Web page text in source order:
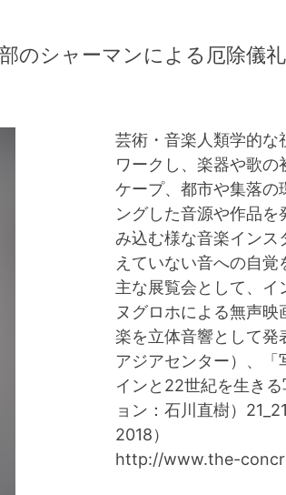
のシャーマンによる厄除儀
芸術・音楽人類学的な
ワークし、楽器や歌の
ケープ、都市や集落の
ングした音源や作品
み込む様な音楽インス
えていない音への自覚
主な展覧会として、イ
ヌグロホによる無声
楽を立体音響として発
アジアセンター）、
インと22世紀を生き
ョン：石川直樹）
2018）
http://www.the-